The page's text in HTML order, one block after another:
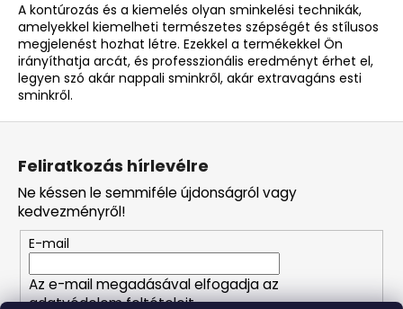
A kontúrozás és a kiemelés olyan sminkelési technikák,
amelyekkel kiemelheti természetes szépségét és stílusos
megjelenést hozhat létre. Ezekkel a termékekkel Ön
irányíthatja arcát, és professzionális eredményt érhet el,
legyen szó akár nappali sminkről, akár extravagáns esti
sminkről.
Feliratkozás hírlevélre
Ne késsen le semmiféle újdonságról vagy
kedvezményről!
E-mail
Az e-mail megadásával elfogadja az
adatvédelem feltételeit.